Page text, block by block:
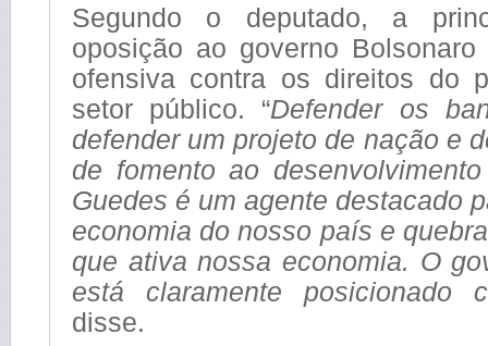
Segundo o deputado, a
oposição ao governo
ofensiva contra os direitos do
setor público. “Defender os
defender um projeto de nação e
de fomento ao
Guedes é um agente destacado
economia do nosso país e
que ativa nossa economia. O
está claramente posicionado
disse.